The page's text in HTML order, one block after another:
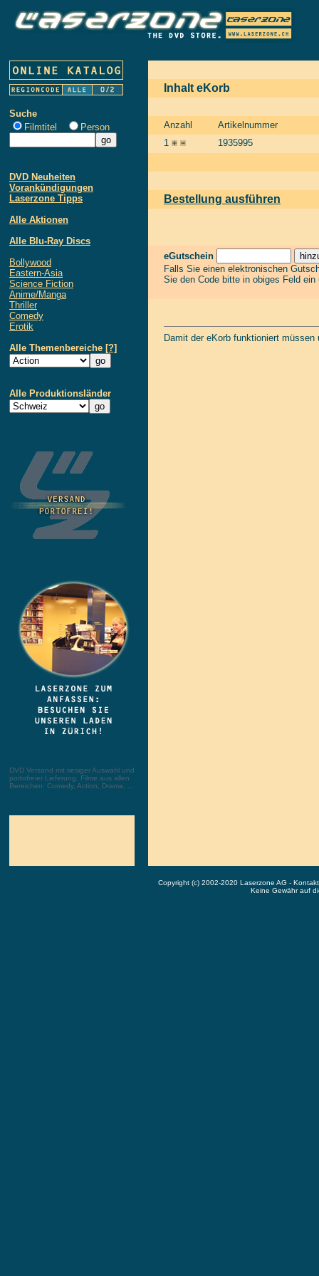
Suche
Filmtitel
Person
DVD Neuheiten
Vorankündigungen
Laserzone Tipps
Alle Aktionen
Alle Blu-Ray Discs
Bollywood
Eastern-Asia
Science Fiction
Anime/Manga
Thriller
Comedy
Erotik
Alle Themenbereiche [?]
Alle Produktionsländer
DVD Versand mit riesiger Auswahl und
portofreier Lieferung. Filme aus allen
Bereichen: Comedy, Action, Drama, ...
Inhalt eKorb
Anzahl
Artikelnummer
1
1935995
Bestellung ausführen
eGutschein
Falls Sie einen elektronischen
Sie den Code bitte in obiges Feld
Damit der eKorb funktioniert
Copyright (c) 2002-2020 Laserzone AG -
Keine Gewähr auf